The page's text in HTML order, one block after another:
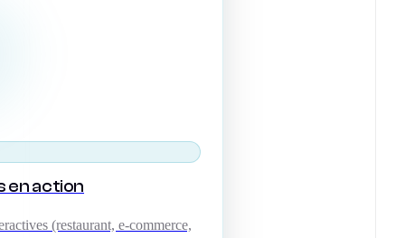
en action
(restaurant, e-commerce,